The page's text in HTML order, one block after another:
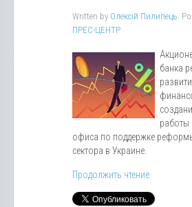
Written by Олексій Пилипець.
ПРЕС-ЦЕНТР
банка
работы
офиса по поддержке
сектора в Украине.
Продолжить чтение